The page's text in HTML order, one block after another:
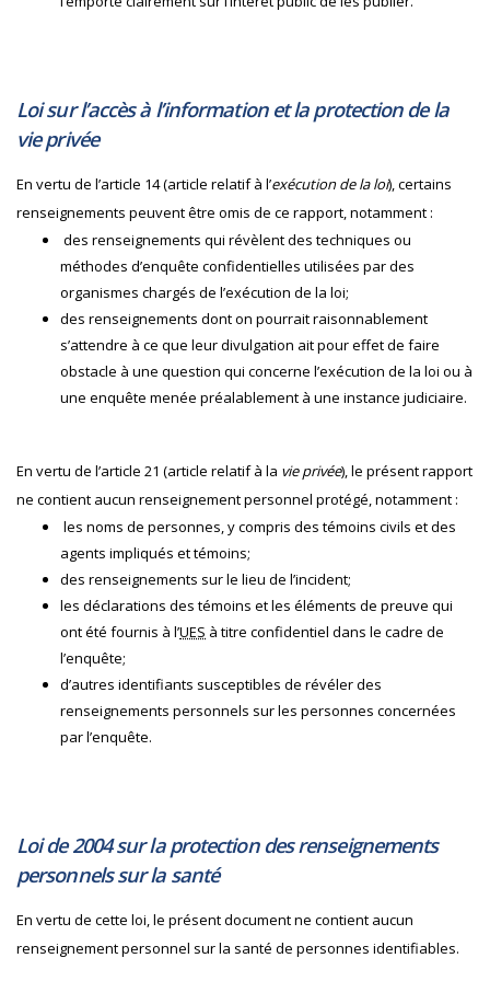
Loi sur l’accès à l’information et la protection de la
vie privée
En vertu de l’article 14 (article relatif à l’exécution de la loi), certains
renseignements peuvent être omis de ce rapport, notamment :
des renseignements qui révèlent des techniques ou
méthodes d’enquête confidentielles utilisées par des
organismes chargés de l’exécution de la loi;
des renseignements dont on pourrait raisonnablement
s’attendre à ce que leur divulgation ait pour effet de faire
obstacle à une question qui concerne l’exécution de la loi ou à
une enquête menée préalablement à une instance judiciaire.
En vertu de l’article 21 (article relatif à la vie privée), le présent rapport
ne contient aucun renseignement personnel protégé, notamment :
les noms de personnes, y compris des témoins civils et des
agents impliqués et témoins;
des renseignements sur le lieu de l’incident;
les déclarations des témoins et les éléments de preuve qui
ont été fournis à l’UES à titre confidentiel dans le cadre de
l’enquête;
d’autres identifiants susceptibles de révéler des
renseignements personnels sur les personnes concernées
par l’enquête.
Loi de 2004 sur la protection des renseignements
personnels sur la santé
En vertu de cette loi, le présent document ne contient aucun
renseignement personnel sur la santé de personnes identifiables.